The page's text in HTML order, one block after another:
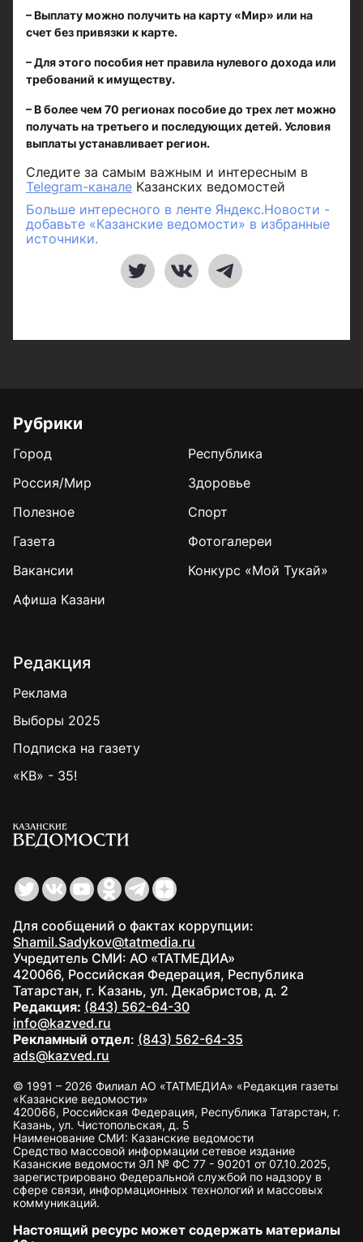
– Выплату можно получить на карту «Мир» или на
счет без привязки к карте.
– Для этого пособия нет правила нулевого дохода или
требований к имуществу.
– В более чем 70 регионах пособие до трех лет можно
получать на третьего и последующих детей. Условия
выплаты устанавливает регион.
Следите за самым важным и интересным в
Telegram-канале Казанских ведомостей
Больше интересного в ленте Яндекс.Новости -
добавьте «Казанские ведомости» в избранные
источники.
Рубрики
Город
Республика
Россия/Мир
Здоровье
Полезное
Спорт
Газета
Фотогалереи
Вакансии
Конкурс «Мой Тукай»
Афиша Казани
Редакция
Реклама
Выборы 2025
Подписка на газету
«КВ» - 35!
Для сообщений о фактах коррупции:
Shamil.Sadykov@tatmedia.ru
Учредитель СМИ: АО «ТАТМЕДИА»
420066, Российская Федерация, Республика
Татарстан, г. Казань, ул. Декабристов, д. 2
Редакция: (843) 562-64-30
info@kazved.ru
Рекламный отдел: (843) 562-64-35
ads@kazved.ru
© 1991 – 2026 Филиал АО «ТАТМЕДИА» «Редакция газеты
«Казанские ведомости»
420066, Российская Федерация, Республика Татарстан, г.
Казань, ул. Чистопольская, д. 5
Наименование СМИ: Казанские ведомости
Средство массовой информации сетевое издание
Казанские ведомости ЭЛ № ФС 77 - 90201 от 07.10.2025,
зарегистрировано Федеральной службой по надзору в
сфере связи, информационных технологий и массовых
коммуникаций.
Настоящий ресурс может содержать материалы